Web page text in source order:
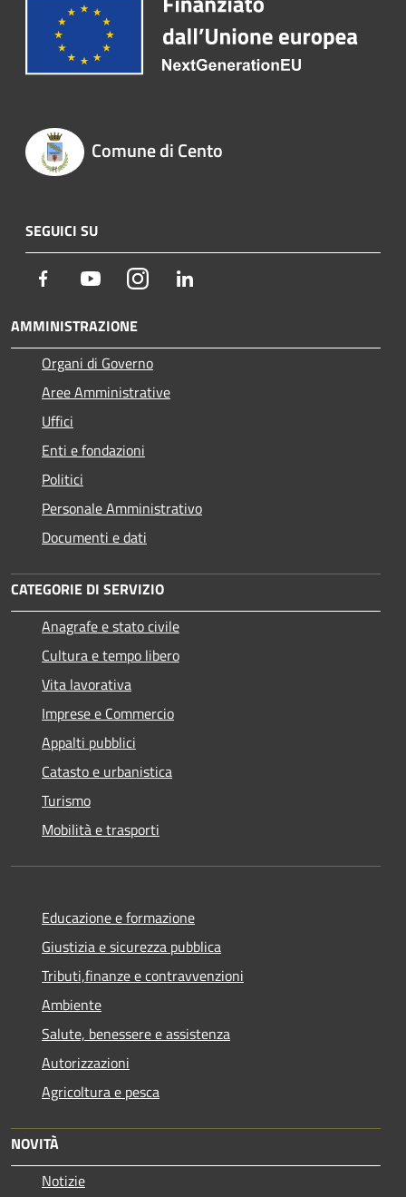
Comune di Cento
SEGUICI SU
Facebook YoutubeInstagram
AMMINISTRAZIONE
Organi di Governo
Aree Amministrative
Uffici
Enti e fondazioni
Politici
Personale Amministrativo
Documenti e dati
CATEGORIE DI SERVIZIO
Anagrafe e stato civile
Cultura e tempo libero
Vita lavorativa
Imprese e Commercio
Appalti pubblici
Catasto e urbanistica
Turismo
Mobilità e trasporti
Educazione e formazione
Giustizia e sicurezza pubblica
Tributi,finanze e contravvenzioni
Ambiente
Salute, benessere e assistenza
Autorizzazioni
Agricoltura e pesca
NOVITÀ
Notizie